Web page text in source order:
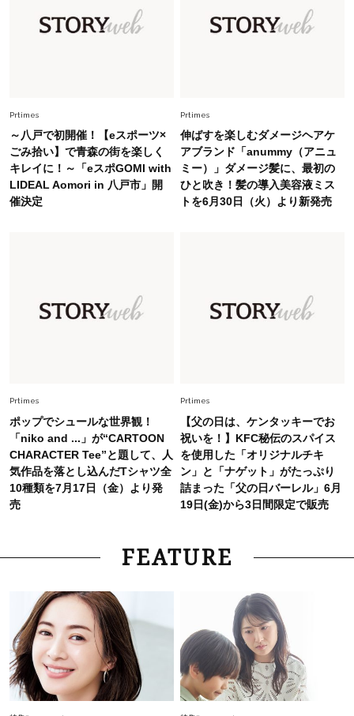
Fashion 2026.8.5
オシャレ40代の【ワンピ＆オールインワン】最
旬着こなし3選。地味見え回避のコツは「バッグ
選び」！
2026.7.9
スタイリストが本気で推す！40代がほどよく華
26年夏は「小ぶり」が大流行中！人と被らない
【最旬かごバッグ】6選
Prtimes
～八戸で初開催！【eスポーツ×
ごみ拾い】で青森の街を楽しく
キレイに！～「eスポGOMI with
LIDEAL Aomori in 八戸市」開
催決定
Prtimes
伸ばすを楽しむダメージヘアケ
アブランド「anummy（アニュ
ミー）」ダメージ髪に、最初の
ひと吹き！髪の導入美容液ミス
トを6月30日（火）より新発売
Prtimes
ポップでシュールな世界観！
「niko and ...」が“CARTOON
CHARACTER Tee”と題して、人
気作品を落とし込んだTシャツ全
10種類を7月17日（金）より発
売
Prtimes
【父の日は、ケンタッキーでお
祝いを！】KFC秘伝のスパイス
を使用した「オリジナルチキ
ン」と「ナゲット」がたっぷり
詰まった「父の日バーレル」6月
19日(金)から3日間限定で販売
FEATURE